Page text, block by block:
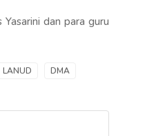
dan para guru
LANUD DMA